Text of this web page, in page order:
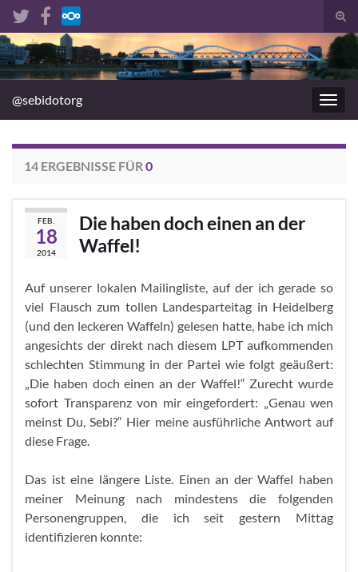
Search for:
@sebidotorg
14 ERGEBNISSE FÜR0
FEB.
18
2014
Die haben doch einen an der
Waffel!
Auf unserer lokalen Mailingliste, auf der ich gerade so
viel Flausch zum tollen Landesparteitag in Heidelberg
(und den leckeren Waffeln) gelesen hatte, habe ich mich
angesichts der direkt nach diesem LPTaufkommenden
schlechten Stimmung in der Partei wie folgt geäußert:
„Die haben doch einen an der Waffel!“ Zurecht wurde
sofort Transparenz von mir eingefordert: „Genau wen
meinst Du, Sebi?“ Hier meine ausführliche Antwort auf
diese Frage.
Das ist eine längere Liste. Einen an der Waffel haben
meiner Meinung nach mindestens die folgenden
Personengruppen, die ich seit gestern Mittag
identifizieren konnte: